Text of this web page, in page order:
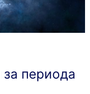
периода